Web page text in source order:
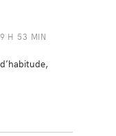
H 53 MIN